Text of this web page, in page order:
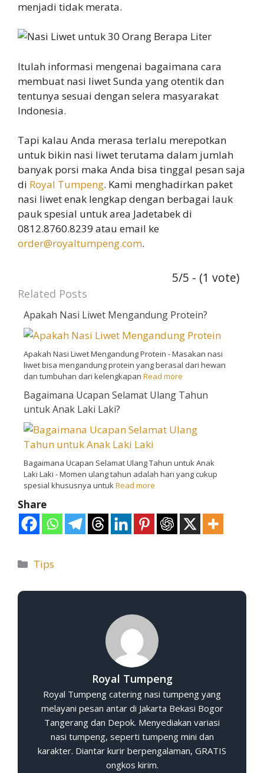
menjadi tidak merata.
Itulah informasi mengenai bagaimana cara
membuat nasi liwet Sunda yang otentik dan
tentunya sesuai dengan selera masyarakat
Indonesia.
Tapi kalau Anda merasa terlalu merepotkan
untuk bikin nasi liwet terutama dalam jumlah
banyak porsi maka Anda bisa tinggal pesan saja
di Royal Tumpeng. Kami menghadirkan paket
nasi liwet enak lengkap dengan berbagai lauk
pauk spesial untuk area Jadetabek di
0812.8760.8239 atau email ke
order@royaltumpeng.com.
5/5 - (1 vote)
Related Posts
Apakah Nasi Liwet Mengandung Protein?
Apakah Nasi Liwet Mengandung Protein - Masakan nasi
liwet bisa mengandung protein yang berasal dari hewan
dan tumbuhan dari kelengkapan Read more
Bagaimana Ucapan Selamat Ulang Tahun
untuk Anak Laki Laki?
Bagaimana Ucapan Selamat Ulang Tahun untuk Anak
Laki Laki - Momen ulang tahun adalah hari yang cukup
spesial khususnya untukRead more
Share
Tips
Royal Tumpeng
Royal Tumpeng catering nasi tumpeng yang
melayani pesan antar di Jakarta Bekasi Bogor
Tangerang dan Depok. Menyediakan variasi
nasi tumpeng, seperti tumpeng mini dan
karakter. Diantar kurir berpengalaman, GRATIS
ongkos kirim.